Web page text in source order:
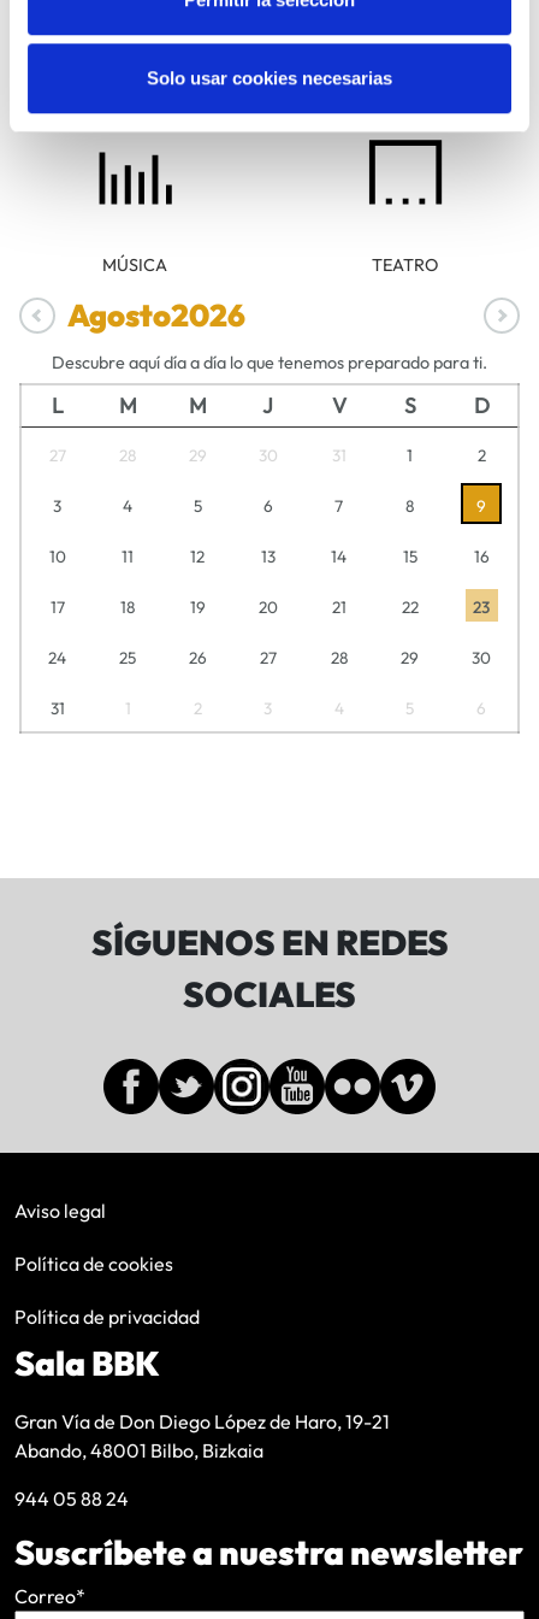
Solo usar cookies necesarias
DANZA FAMILIAS
MÚSICA TEATRO
Agosto2026
Descubre aquí día a día lo que tenemos preparado para ti.
L M M J V S D
27 28 29 30 31 1 2
3 4 5 6 7 8 9
10 11 12 13 14 15 16
17 18 19 20 21 22 23
24 25 26 27 28 29 30
31 1 2 3 4 5 6
SÍGUENOS EN REDES
SOCIALES
Aviso legal
Política de cookies
Política de privacidad
Sala BBK
Gran Vía de Don Diego López de Haro, 19-21
Abando, 48001 Bilbo, Bizkaia
944 05 88 24
Suscríbete a nuestra newsletter
Correo*